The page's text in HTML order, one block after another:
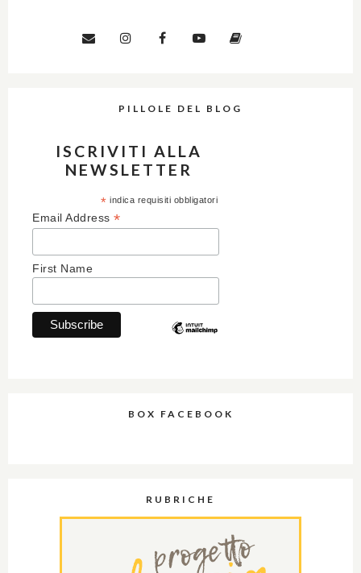
PILLOLE DEL BLOG
ISCRIVITI ALLA
NEWSLETTER
* indica requisiti obbligatori
Email Address *
First Name
BOX FACEBOOK
RUBRICHE